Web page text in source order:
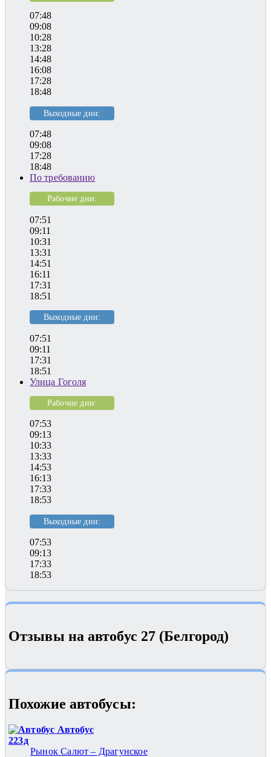
07:48
09:08
10:28
13:28
14:48
16:08
17:28
18:48
Выходные дни:
07:48
09:08
17:28
18:48
По требованию
Рабочие дни:
07:51
09:11
10:31
13:31
14:51
16:11
17:31
18:51
Выходные дни:
07:51
09:11
17:31
18:51
Улица Гоголя
Рабочие дни:
07:53
09:13
10:33
13:33
14:53
16:13
17:33
18:53
Выходные дни:
07:53
09:13
17:33
18:53
Отзывы на автобус 27 (Белгород)
Похожие автобуcы:
Автобус
223д
Рынок Салют – Драгунское